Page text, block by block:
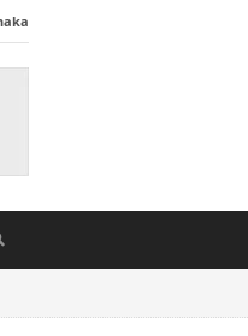
pašnjake, uginulo